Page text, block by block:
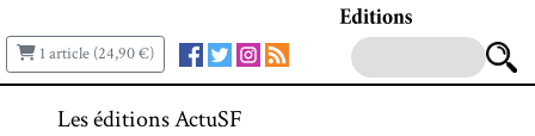
1 article (24,90 €)
Les éditions ActuSF